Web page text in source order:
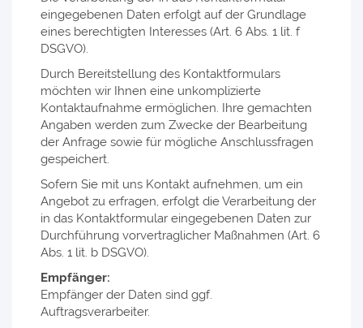
eingegebenen Daten erfolgt auf der Grundlage
eines berechtigten Interesses (Art. 6 Abs. 1 lit. f
DSGVO).
Durch Bereitstellung des Kontaktformulars
möchten wir Ihnen eine unkomplizierte
Kontaktaufnahme ermöglichen. Ihre gemachten
Angaben werden zum Zwecke der Bearbeitung
der Anfrage sowie für mögliche Anschlussfragen
gespeichert.
Sofern Sie mit uns Kontakt aufnehmen, um ein
Angebot zu erfragen, erfolgt die Verarbeitung der
in das Kontaktformular eingegebenen Daten zur
Durchführung vorvertraglicher Maßnahmen (Art. 6
Abs. 1 lit. b DSGVO).
Empfänger:
Empfänger der Daten sind ggf.
Auftragsverarbeiter.